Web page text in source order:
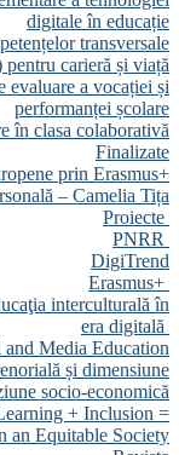
digitale în educație
transversale
carieră și viață
evaluare a vocației și
performanței școlare
în clasa colaborativă
Finalizate
prin Erasmus+
– Camelia Tița
Proiecte
PNRR
DigiTrend
Erasmus+
interculturală în
era digitală
Media Education
și dimensiune
socio-economică
+ Inclusion =
an Equitable Society